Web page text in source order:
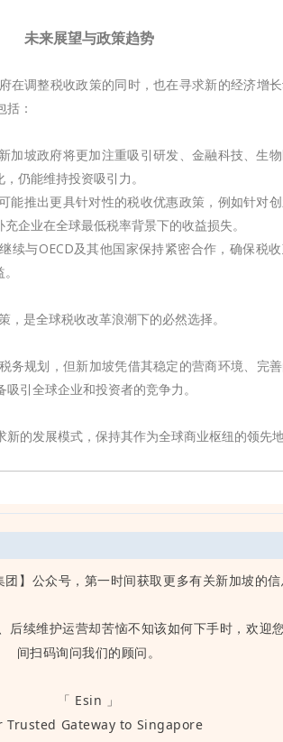
未来展望与政策趋势
在调整税收政策的同时，也在寻求新的经济增
：
新加坡政府将更加注重吸引研发、金融科技、生
仍能维持投资吸引力。
能推出更具针对性的税收优惠政策，例如针对
企业在全球最低税率背景下的收益损失。
续与OECD及其他国家保持紧密合作，确保税
是全球税收改革浪潮下的必然选择。
务规划，但新加坡凭借其稳定的营商环境、完
引全球企业和投资者的竞争力。
的发展模式，保持其作为全球商业枢纽的领先地
】公众号，第一时间获取更多有关新加坡的信
后续维护运营却苦恼不知该如何下手时，欢迎
间扫码询问我们的顾问。
「 Esin 」
Trusted Gateway to Singapore